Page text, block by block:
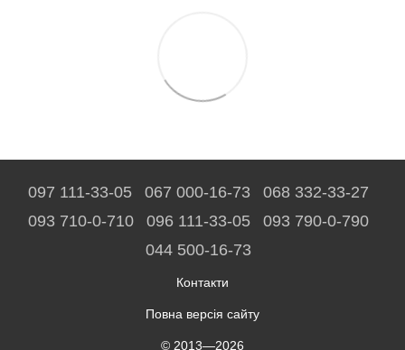
097 111-33-05 067 000-16-73
068 332-33-27
093 710-0-710
096 111-33-05
093 790-0-790
044 500-16-73
Контакти
Повна версія сайту
© 2013—2026